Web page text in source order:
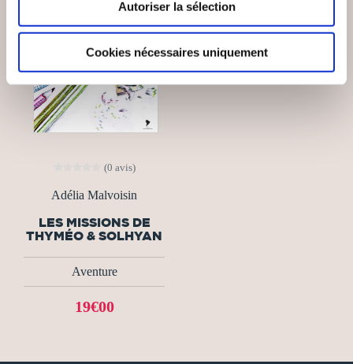
Autoriser la sélection
Cookies nécessaires uniquement
(0 avis)
Adélia Malvoisin
LES MISSIONS DE
THYMÉO & SOLHYAN
Aventure
19€00